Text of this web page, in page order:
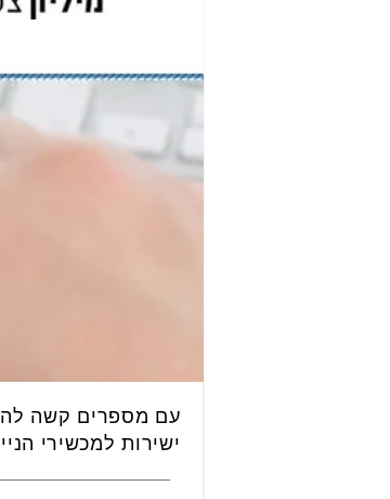
עם מספרים קשה
ישירות למכשירי